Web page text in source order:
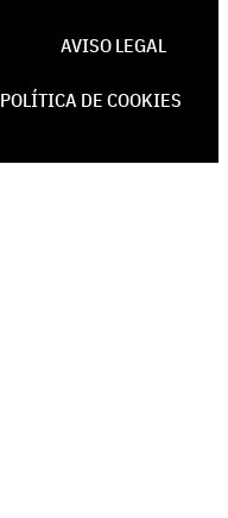
AVISO LEGAL
POLÍTICA DE COOKIES